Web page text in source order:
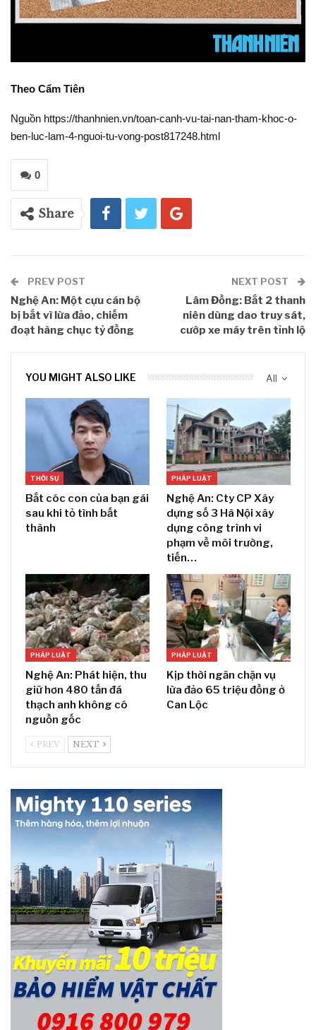
Theo Cẩm Tiên
Nguồn https://thanhnien.vn/toan-canh-vu-tai-nan-tham-khoc-o-
ben-luc-lam-4-nguoi-tu-vong-post817248.html
0
Share
PREV POST
Nghệ An: Một cựu cán bộ
bị bắt vì lừa đảo, chiếm
đoạt hàng chục tỷ đồng
NEXT POST
Lâm Đồng: Bắt 2 thanh
niên dùng dao truy sát,
cướp xe máy trên tỉnh lộ
All
YOU MIGHT ALSO LIKE
THỜI SỰ
Bắt cóc con của bạn gái
sau khi tỏ tình bất
thành
PHÁP LUẬT
Nghệ An: Cty CP Xây
dựng số 3 Hà Nội xây
dựng công trình vi
phạm về môi trường,
tiến…
PHÁP LUẬT
Nghệ An: Phát hiện, thu
giữ hơn 480 tấn đá
thạch anh không có
nguồn gốc
PHÁP LUẬT
Kịp thời ngăn chặn vụ
lừa đảo 65 triệu đồng ở
Can Lộc
PREV NEXT